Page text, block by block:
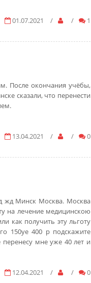
01.07.2021 / / 1
После окончания учёбы,
сказали, что перенести
13.04.2021 / / 0
жд Минск Москва. Москва
на лечение медицинскою
как получить эту льготу
150уе 400 р подскажите
мне уже 40 лет и
12.04.2021 / / 0